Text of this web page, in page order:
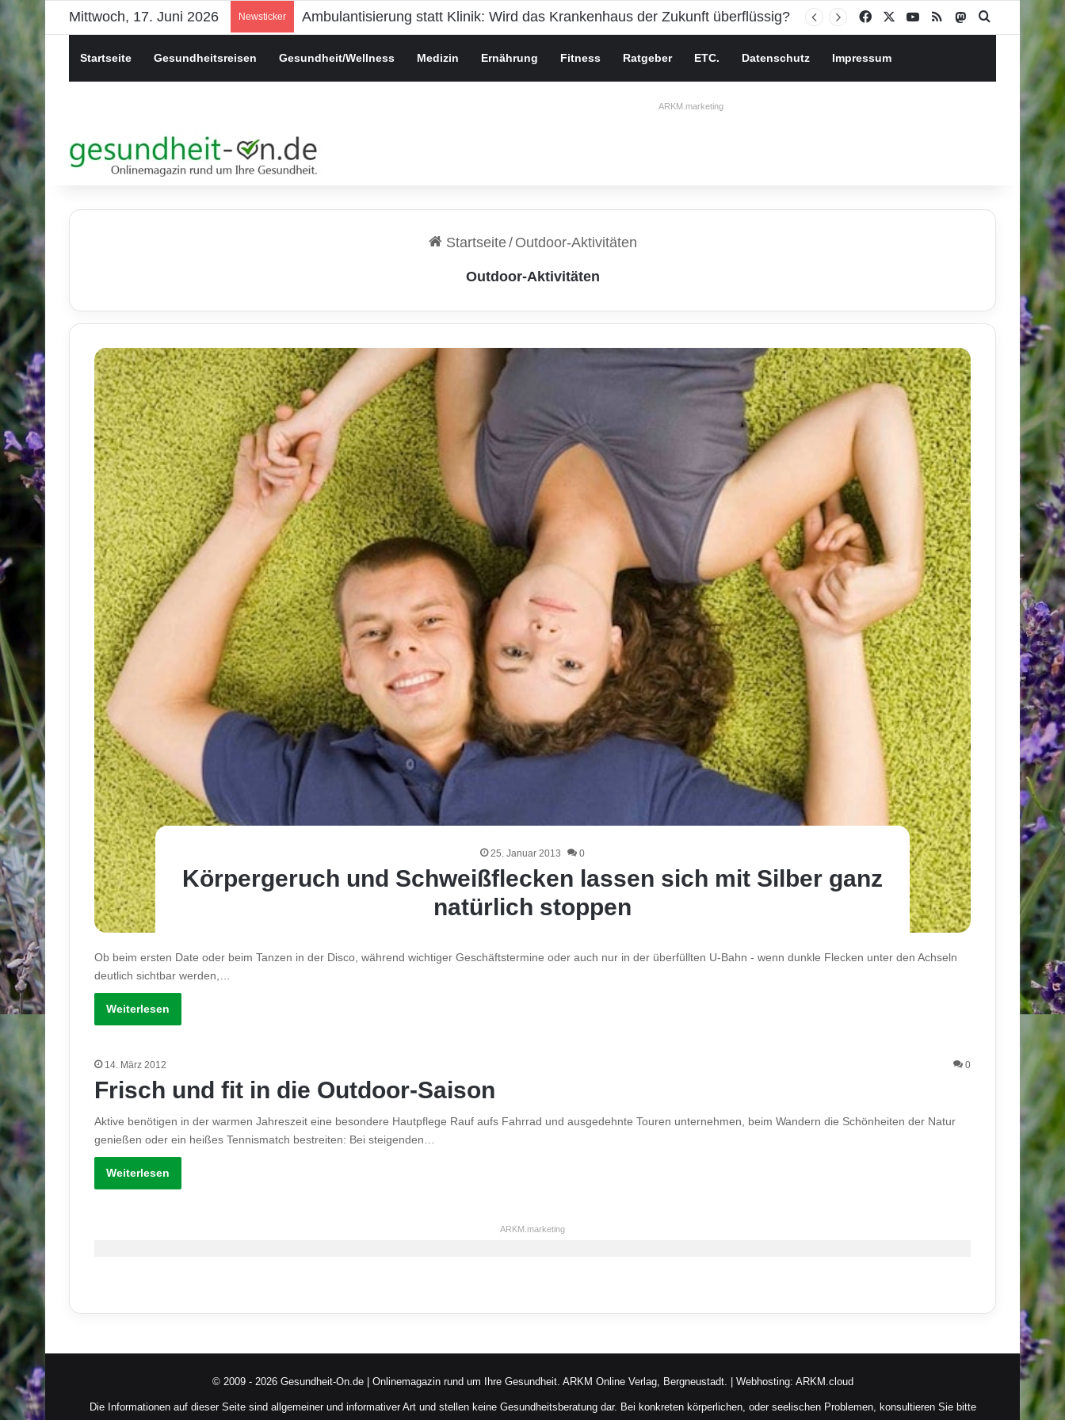
Mittwoch, 17. Juni 2026 Newsticker Ambulantisierung statt Klinik: Wird das Krankenhaus der Zukunft überflüssig? Facebook YouTube
RSS MastodonSuchen nach
Startseite Gesundheitsreisen Gesundheit/Wellness Medizin Ernährung Fitness Ratgeber ETC. Datenschutz Impressum
ARKM.marketing
Startseite/ Outdoor-Aktivitäten
Outdoor-Aktivitäten
25. Januar 2013 0
Körpergeruch und Schweißflecken lassen sich mit Silber ganz
natürlich stoppen
Ob beim ersten Date oder beim Tanzen in der Disco, während wichtiger Geschäftstermine oder auch nur in der überfüllten U-Bahn - wenn dunkle Flecken unter den Achseln
deutlich sichtbar werden,…
Weiterlesen
14. März 2012 0
Frisch und fit in die Outdoor-Saison
Aktive benötigen in der warmen Jahreszeit eine besondere Hautpflege Rauf aufs Fahrrad und ausgedehnte Touren unternehmen, beim Wandern die Schönheiten der Natur
genießen oder ein heißes Tennismatch bestreiten: Bei steigenden…
Weiterlesen
ARKM.marketing
© 2009 - 2026 Gesundheit-On.de | Onlinemagazin rund um Ihre Gesundheit. ARKM Online Verlag, Bergneustadt. | Webhosting: ARKM.cloud
Die Informationen auf dieser Seite sind allgemeiner und informativer Art und stellen keine Gesundheitsberatung dar. Bei konkreten körperlichen, oder seelischen Problemen, konsultieren Sie bitte